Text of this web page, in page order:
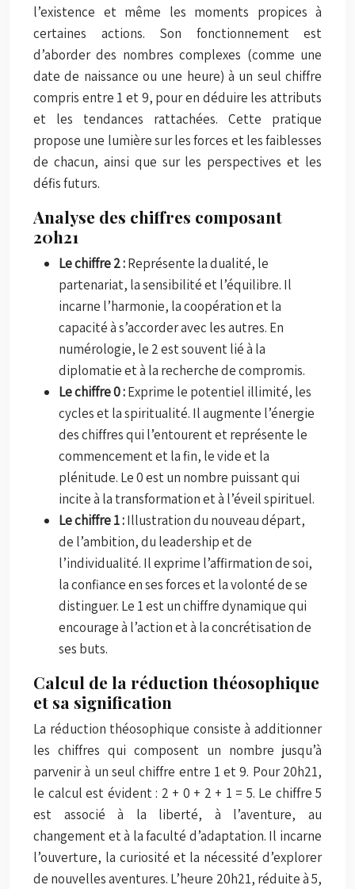
l’existence et même les moments propices à
certaines actions. Son fonctionnement est
d’aborder des nombres complexes (comme une
date de naissance ou une heure) à un seul chiffre
compris entre 1 et 9, pour en déduire les attributs
et les tendances rattachées. Cette pratique
propose une lumière sur les forces et les faiblesses
de chacun, ainsi que sur les perspectives et les
défis futurs.
Analyse des chiffres composant
20h21
Le chiffre 2 :Représente la dualité, le
partenariat, la sensibilité et l’équilibre. Il
incarne l’harmonie, la coopération et la
capacité à s’accorder avec les autres. En
numérologie, le 2 est souvent lié à la
diplomatie et à la recherche de compromis.
Le chiffre 0 :Exprime le potentiel illimité, les
cycles et la spiritualité. Il augmente l’énergie
des chiffres qui l’entourent et représente le
commencement et la fin, le vide et la
plénitude. Le 0 est un nombre puissant qui
incite à la transformation et à l’éveil spirituel.
Le chiffre 1 :Illustration du nouveau départ,
de l’ambition, du leadership et de
l’individualité. Il exprime l’affirmation de soi,
la confiance en ses forces et la volonté de se
distinguer. Le 1 est un chiffre dynamique qui
encourage à l’action et à la concrétisation de
ses buts.
Calcul de la réduction théosophique
et sa signification
La réduction théosophique consiste à additionner
les chiffres qui composent un nombre jusqu’à
parvenir à un seul chiffre entre 1 et 9. Pour 20h21,
le calcul est évident : 2 + 0 + 2 + 1 = 5. Le chiffre 5
est associé à la liberté, à l’aventure, au
changement et à la faculté d’adaptation. Il incarne
l’ouverture, la curiosité et la nécessité d’explorer
de nouvelles aventures. L’heure 20h21, réduite à 5,